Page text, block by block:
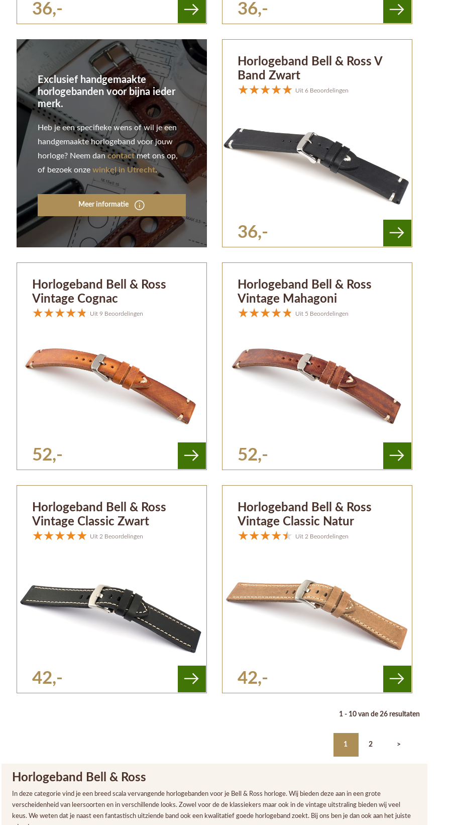
36,- 36,-
Exclusief handgemaakte
horlogebanden voor bijna ieder
merk.
Heb je een specifieke wens of wil je een
handgemaakte horlogeband voor jouw
horloge? Neem dancontactmet ons op,
of bezoek onzewinkel in Utrecht.
Meer informatie
Horlogeband Bell & Ross V
Band Zwart
Uit 6 Beoordelingen
36,-
Horlogeband Bell & Ross
Vintage Cognac
Uit 9 Beoordelingen
52,-
Horlogeband Bell & Ross
Vintage Mahagoni
Uit 5 Beoordelingen
52,-
Horlogeband Bell & Ross
Vintage Classic Zwart
Uit 2 Beoordelingen
42,-
Horlogeband Bell & Ross
Vintage Classic Natur
Uit 2 Beoordelingen
42,-
1 - 10 van de 26 resultaten
1 2 >
Horlogeband Bell & Ross
In deze categorie vind je een breed scala vervangende horlogebanden voor je Bell & Ross horloge. Wij bieden deze aan in een grote
verscheidenheid van leersoorten en in verschillende looks. Zowel voor de de klassiekers maar ook in de vintage uitstraling bieden wij veel
keus. We weten dat je naast een fantastisch uitziende band ook een kwalitatief goede horlogeband zoekt. Bij ons ben je dan ook aan het juiste